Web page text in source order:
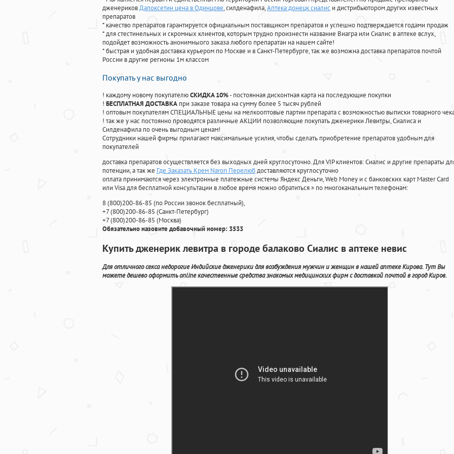
дженериковДапоксетин цена в Одинцове, силденафила,Аптека донецк сиалис и дистрибьютором других известных
препаратов
* качество препаратов гарантируется официальным поставщиком препаратов и успешно подтверждается годами продаж
* для стестинельных и скромных клиентов, которым трудно произнести название Виагра или Сиалис в аптеке вслух,
подойдет возможность анонимныого заказа любого препаратан на нашем сайте!
* быстрая и удобная доставка курьером по Москве и в Санкт-Петербурге, так же возможна доставка препаратов почтой
России в другие регионы 1м классом
Покупать у нас выгодно
! каждому новому покупателюСКИДКА 10%- постоянная дисконтная карта на последующие покупки
! БЕСПЛАТНАЯ ДОСТАВКА при заказе товара на сумму более 5 тысяч рублей
! оптовым покупателям СПЕЦИАЛЬНЫЕ цены на мелкооптовые партии препарата с возможностью выписки товарного
! так же у нас постоянно проводятся различные АКЦИИ позволяющие покупать дженерики Левитры, Сиалиса и
Силденафила по очень выгодным ценам!
Cотрудники нашей фирмы прилагают максимальные усилия, чтобы сделать приобретение препаратов удобным для
покупателей
доставка препаратов осуществляется без выходных дней круглосуточно. Для VIP клиентов: Сиалис и другие препараты
потенции, а так же Где Заказать Крем Naron Перелюбдоставляются круглосуточно
оплата принимаются через электронные платежные системы Яндекс Деньги, Web Money и с банковских карт Master Card
или Visa для бесплатной консультации в любое время можно обратиться» по многоканальным телефонам:
8(800)200-86-85 (по России звонок бесплатный),
+7(800)200-86-85 (Санкт-Петербург)
+7(800)200-86-85 (Москва)
Обязательно назовите добавочный номер: 3533
Купить дженерик левитра в городе балаково Сиалис в аптеке невис
Для отличного секса недорогие Индийские дженерики для возбуждения мужчин и женщин в нашей аптеке Кирова. Тут Вы
можете дешево оформить online качественные средства знакомых медицинских фирм с доставкой почтой в город Киров.